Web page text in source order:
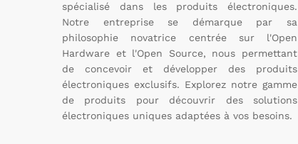
spécialisé dans les produits électroniques.
Notre entreprise se démarque par sa
philosophie novatrice centrée sur l'Open
Hardware et l'Open Source, nous permettant
de concevoir et développer des produits
électroniques exclusifs. Explorez notre gamme
de produits pour découvrir des solutions
électroniques uniques adaptées à vos besoins.